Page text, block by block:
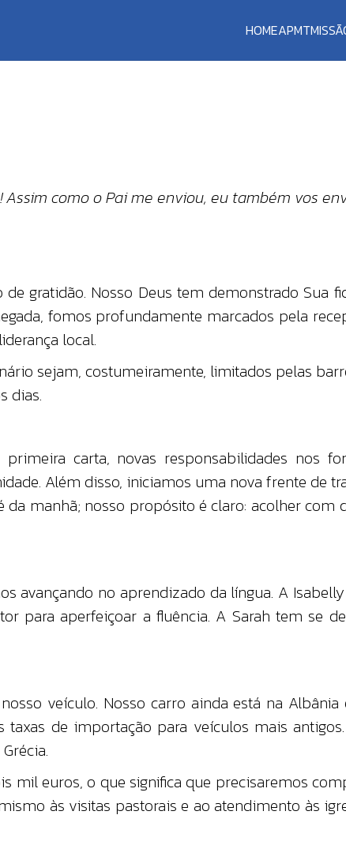
HOMEAPMT
como o Pai me enviou, eu também vos
gratidão. Nosso Deus tem demonstrado Sua
fomos profundamente marcados pela
local.
sejam, costumeiramente, limitados pelas
dias.
carta, novas responsabilidades nos
Além disso, iniciamos uma nova frente de
manhã; nosso propósito é claro: acolher
avançando no aprendizado da língua. A
para aperfeiçoar a fluência. A Sarah tem se
veículo. Nosso carro ainda está na
de importação para veículos mais
mil euros, o que significa que precisaremos
às visitas pastorais e ao atendimento às